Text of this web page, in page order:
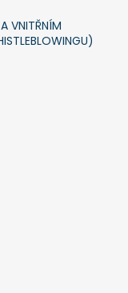
VNITŘNÍM